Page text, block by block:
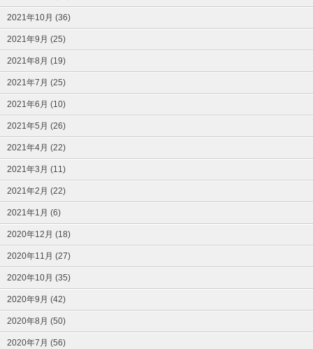
2021年10月 (36)
2021年9月 (25)
2021年8月 (19)
2021年7月 (25)
2021年6月 (10)
2021年5月 (26)
2021年4月 (22)
2021年3月 (11)
2021年2月 (22)
2021年1月 (6)
2020年12月 (18)
2020年11月 (27)
2020年10月 (35)
2020年9月 (42)
2020年8月 (50)
2020年7月 (56)